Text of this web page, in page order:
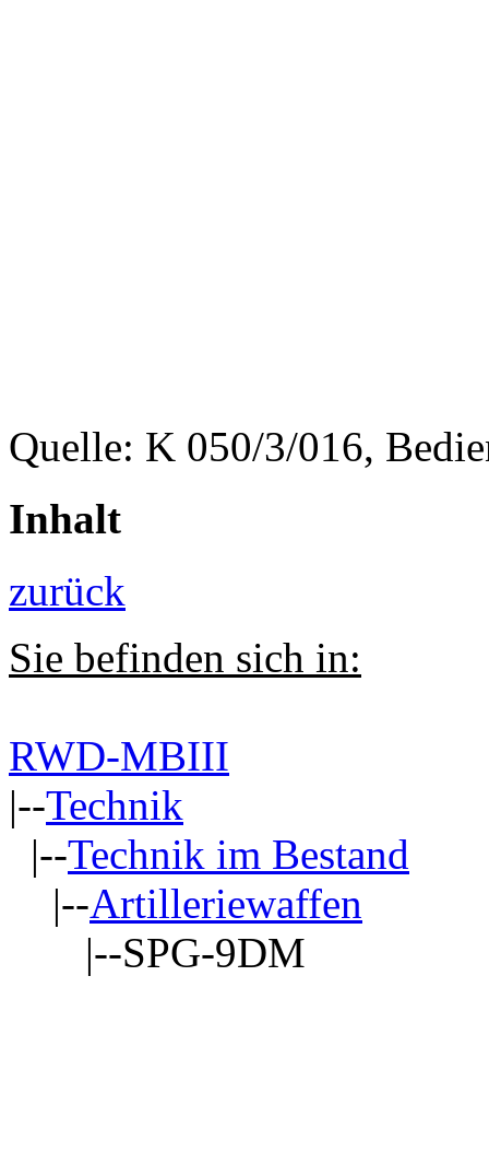
Quelle: K 050/3/016,
Inhalt
zurück
Sie befinden sich in:
RWD-MBIII
|--Technik
|--Technik im Bestand
|--Artilleriewaffen
|--SPG-9DM